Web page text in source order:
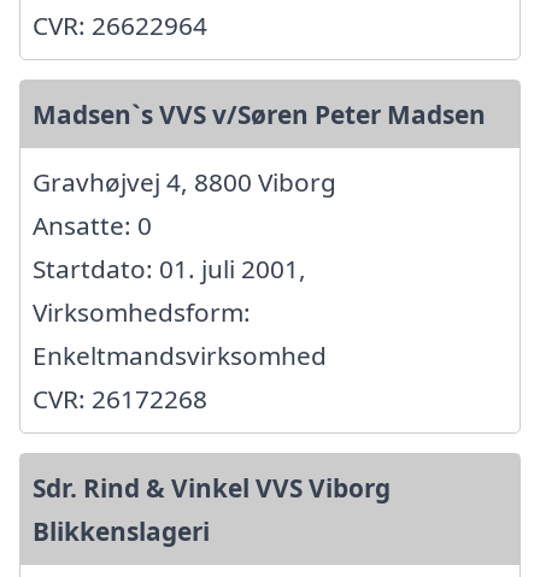
CVR: 26622964
Madsen`s VVS v/Søren Peter Madsen
Gravhøjvej 4, 8800 Viborg
Ansatte: 0
Startdato: 01. juli 2001,
Virksomhedsform:
Enkeltmandsvirksomhed
CVR: 26172268
Sdr. Rind & Vinkel VVS Viborg
Blikkenslageri